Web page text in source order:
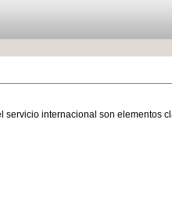
internacional son elementos